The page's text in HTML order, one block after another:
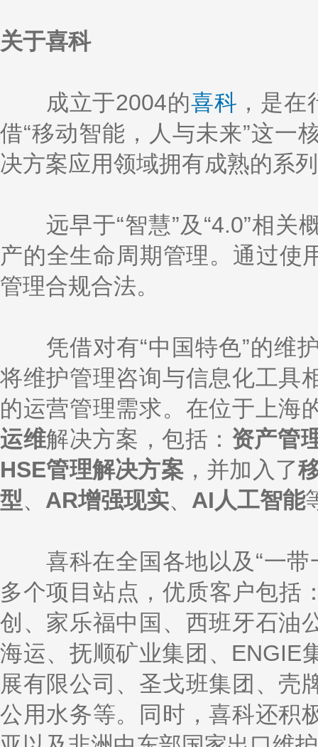
关于喜科
成立于2004的喜科 ，是
借“移动智能，人与未来”这一
决方案应用领域拥有成熟的系
远早于“智慧”及“4.0”相关
产的全生命周期管理。通过使
管理合规合法。
凭借对有“中国特色”的维
将维护管理咨询与信息化工具
的运营管理需求。在位于上海
运维解决方案，包括： 资产管
HSE管理解决方案，并加入了
型、 AR增强现实、 AI人工智能
喜科在全国各地以及“一带
多个项目站点，优质客户包括
创、家乐福中国、西班牙石油
海运、抚顺矿业集团、ENGIE
展有限公司、圣戈班集团、壳
公用水务等。同时，喜科还积